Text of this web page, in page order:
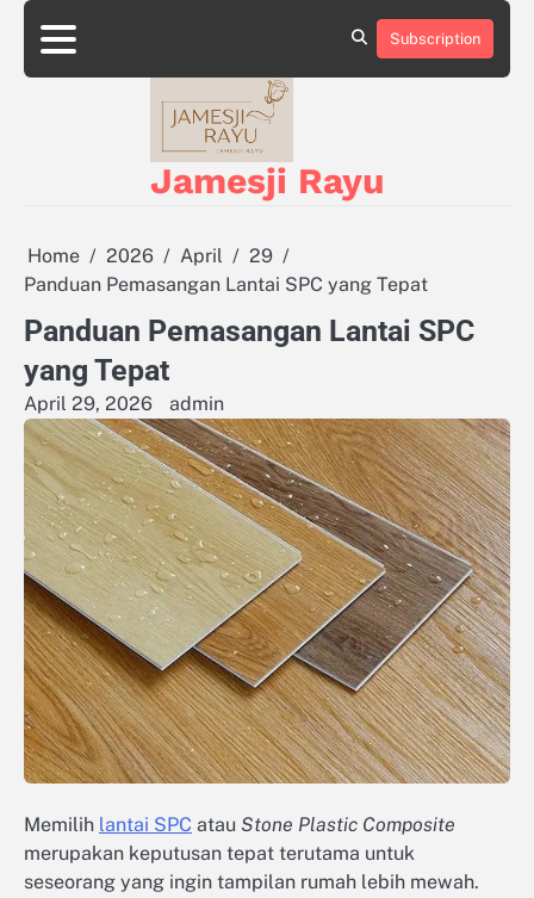
Skip
content
About
Privacy
Subscription
Jamesji Rayu
Home 2026 April
29
Panduan Pemasangan Lantai SPC yang Tepat
Panduan Pemasangan Lantai SPC
yang Tepat
April 29, 2026 admin
Memilih lantai SPC atau Stone Plastic Composite
merupakan keputusan tepat terutama untuk
seseorang yang ingin tampilan rumah lebih mewah.